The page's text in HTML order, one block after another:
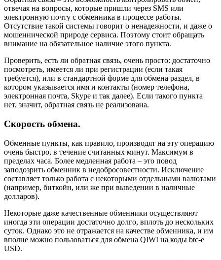
отвечая на вопросы, которые пришли через SMS или
электронную почту с обменника в процессе работы.
Отсутствие такой системы говорит о ненадежности, и даже о
мошеннической природе сервиса. Поэтому стоит обращать
внимание на обязательное наличие этого пункта.
Проверить, есть ли обратная связь, очень просто: достаточно
посмотреть, имеется ли при регистрации (если такая
требуется), или в стандартной форме для обмена раздел, в
котором указывается имя и контакты (номер телефона,
электронная почта, Skype и так далее). Если такого пункта
нет, значит, обратная связь не реализована.
Скорость обмена.
Обменные пункты, как правило, производят на эту операцию
очень быстро, в течение считанных минут. Максимум в
пределах часа. Более медленная работа – это повод
заподозрить обменник в недобросовестности. Исключение
составляет только работа с некоторыми отдельными валютами
(например, биткойн, или же при выведении в наличные
долларов).
Некоторые даже качественные обменники осуществляют
иногда эти операции достаточно долго, вплоть до нескольких
суток. Однако это не отражается на качестве обменника, и им
вполне можно пользоваться для обмена QIWI на коды btc-e
USD.